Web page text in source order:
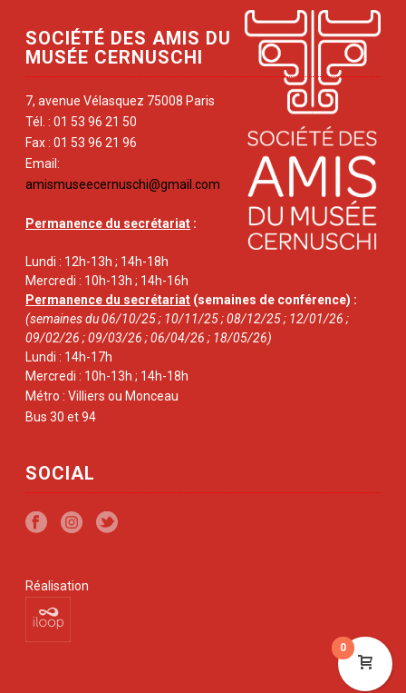
SOCIÉTÉ DES AMIS DU
MUSÉE CERNUSCHI
7, avenue Vélasquez 75008 Paris
Tél. : 01 53 96 21 50
Fax : 01 53 96 21 96
Email:
amismuseecernuschi@gmail.com
Permanence du secrétariat :
Lundi : 12h-13h ; 14h-18h
Mercredi : 10h-13h ; 14h-16h
Permanence du secrétariat (semaines de conférence) :
(semaines du 06/10/25 ; 10/11/25 ; 08/12/25 ; 12/01/26 ;
09/02/26 ; 09/03/26 ; 06/04/26 ; 18/05/26)
Lundi : 14h-17h
Mercredi : 10h-13h ; 14h-18h
Métro : Villiers ou Monceau
Bus 30 et 94
SOCIAL
Réalisation
0